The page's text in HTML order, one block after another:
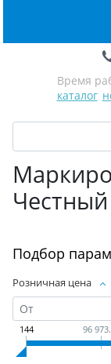
Время
каталог
Подбор
Розничная цена
144 96